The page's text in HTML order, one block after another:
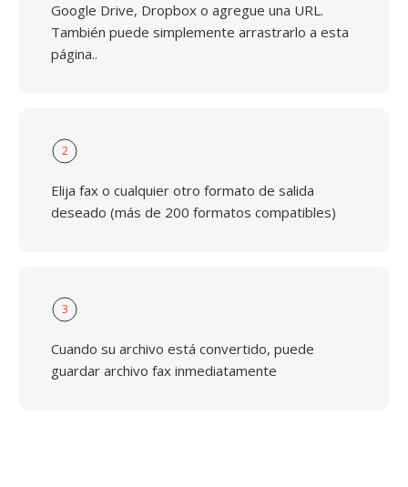
Google Drive, Dropbox o agregue una URL.
También puede simplemente arrastrarlo a esta
página..
2
Elija fax o cualquier otro formato de salida
deseado (más de 200 formatos compatibles)
3
Cuando su archivo está convertido, puede
guardar archivo fax inmediatamente